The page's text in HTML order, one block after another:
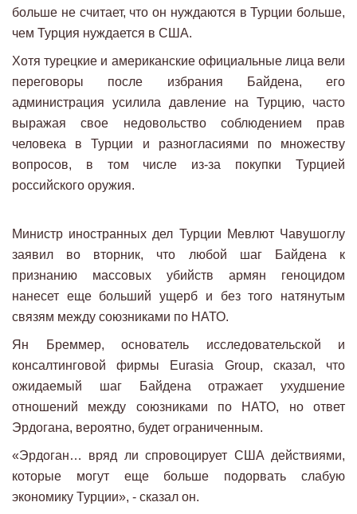
больше не считает, что он нуждаются в Турции больше,
чем Турция нуждается в США.
Хотя турецкие и американские официальные лица вели
переговоры после избрания Байдена, его
администрация усилила давление на Турцию, часто
выражая свое недовольство соблюдением прав
человека в Турции и разногласиями по множеству
вопросов, в том числе из-за покупки Турцией
российского оружия.
Министр иностранных дел Турции Мевлют Чавушоглу
заявил во вторник, что любой шаг Байдена к
признанию массовых убийств армян геноцидом
нанесет еще больший ущерб и без того натянутым
связям между союзниками по НАТО.
Ян Бреммер, основатель исследовательской и
консалтинговой фирмы Eurasia Group, сказал, что
ожидаемый шаг Байдена отражает ухудшение
отношений между союзниками по НАТО, но ответ
Эрдогана, вероятно, будет ограниченным.
«Эрдоган… вряд ли спровоцирует США действиями,
которые могут еще больше подорвать слабую
экономику Турции», - сказал он.